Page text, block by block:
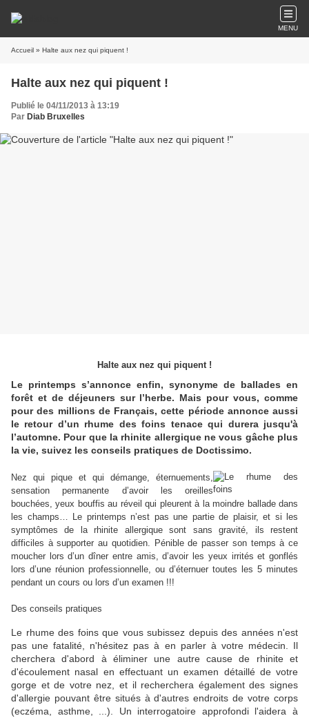
MENU
Accueil » Halte aux nez qui piquent !
Halte aux nez qui piquent !
Publié le 04/11/2013 à 13:19
Par Diab Bruxelles
Halte aux nez qui piquent !
Le printemps s’annonce enfin, synonyme de ballades en
forêt et de déjeuners sur l’herbe. Mais pour vous, comme
pour des millions de Français, cette période annonce aussi
le retour d’un rhume des foins tenace qui durera jusqu'à
l’automne. Pour que la rhinite allergique ne vous gâche plus
la vie, suivez les conseils pratiques de Doctissimo.
Nez qui pique et qui démange, éternuements,
sensation permanente d’avoir les oreilles
bouchées, yeux bouffis au réveil qui pleurent à la moindre ballade dans
les champs… Le printemps n’est pas une partie de plaisir, et si les
symptômes de la rhinite allergique sont sans gravité, ils restent
difficiles à supporter au quotidien. Pénible de passer son temps à ce
moucher lors d’un dîner entre amis, d’avoir les yeux irrités et gonflés
lors d’une réunion professionnelle, ou d’éternuer toutes les 5 minutes
pendant un cours ou lors d’un examen !!!
Des conseils pratiques
Le rhume des foins que vous subissez depuis des années n'est
pas une fatalité, n'hésitez pas à en parler à votre médecin. Il
cherchera d'abord à éliminer une autre cause de rhinite et
d'écoulement nasal en effectuant un examen détaillé de votre
gorge et de votre nez, et il recherchera également des signes
d'allergie pouvant être situés à d'autres endroits de votre corps
(eczéma, asthme, ...). Un interrogatoire approfondi l'aidera à